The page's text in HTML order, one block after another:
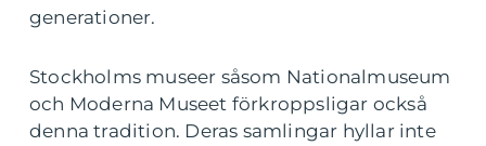
generationer.
Stockholms museer såsom Nationalmuseum
och Moderna Museet förkroppsligar också
denna tradition. Deras samlingar hyllar inte